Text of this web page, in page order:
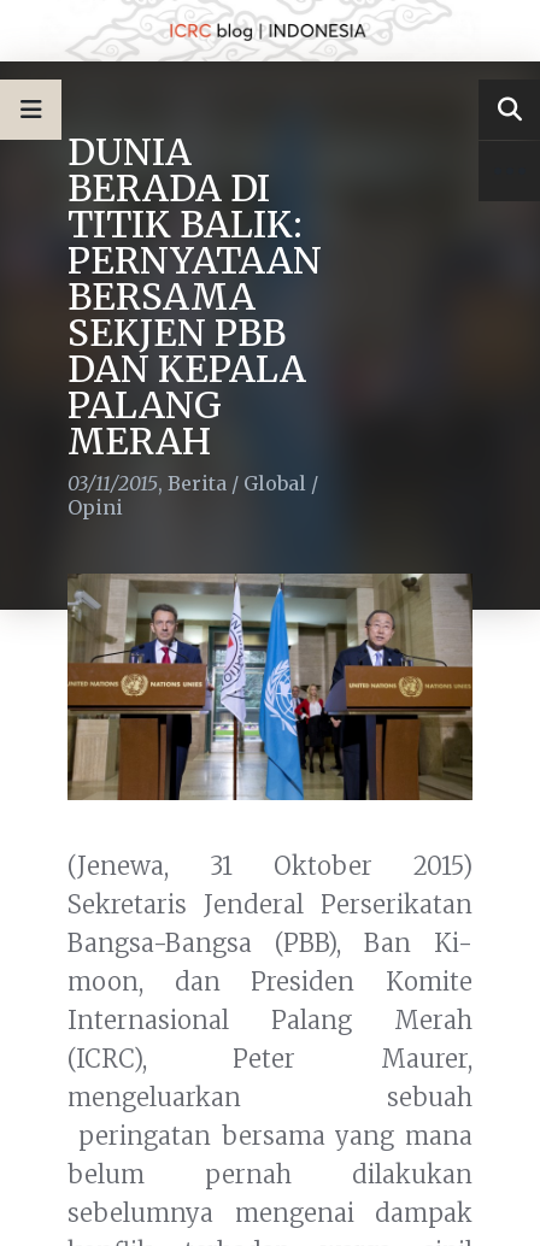
DUNIA
BERADA DI
TITIK BALIK:
PERNYATAAN
BERSAMA
SEKJEN PBB
DAN KEPALA
PALANG
MERAH
03/11/2015, Berita / Global /
Opini
(Jenewa, 31 Oktober 2015)
Sekretaris Jenderal Perserikatan
Bangsa-Bangsa (PBB), Ban Ki-
moon, dan Presiden Komite
Internasional Palang Merah
(ICRC), Peter Maurer,
mengeluarkan sebuah
peringatan bersama yang mana
belum pernah dilakukan
sebelumnya mengenai dampak